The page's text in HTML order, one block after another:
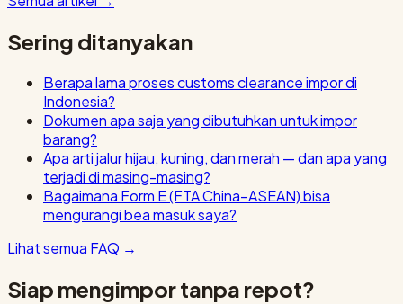
Sering ditanyakan
Berapa lama proses customs clearance impor di
Indonesia?
Dokumen apa saja yang dibutuhkan untuk impor
barang?
Apa arti jalur hijau, kuning, dan merah — dan apa yang
terjadi di masing-masing?
Bagaimana Form E (FTA China–ASEAN) bisa
mengurangi bea masuk saya?
Lihat semua FAQ →
Siap mengimpor tanpa repot?